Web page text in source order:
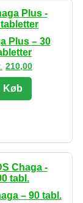
Plus – 30
210,00
Køb
– 90 tabl.